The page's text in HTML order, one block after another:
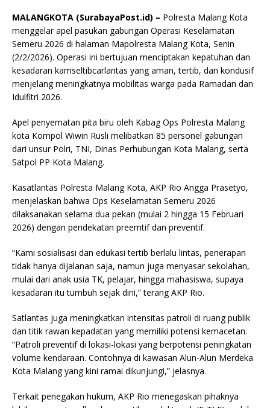
MALANGKOTA (SurabayaPost.id) – Polresta Malang Kota
menggelar apel pasukan gabungan Operasi Keselamatan
Semeru 2026 di halaman Mapolresta Malang Kota, Senin
(2/2/2026). Operasi ini bertujuan menciptakan kepatuhan dan
kesadaran kamseltibcarlantas yang aman, tertib, dan kondusif
menjelang meningkatnya mobilitas warga pada Ramadan dan
Idulfitri 2026.
Apel penyematan pita biru oleh Kabag Ops Polresta Malang
kota Kompol Wiwin Rusli melibatkan 85 personel gabungan
dari unsur Polri, TNI, Dinas Perhubungan Kota Malang, serta
Satpol PP Kota Malang.
Kasatlantas Polresta Malang Kota, AKP Rio Angga Prasetyo,
menjelaskan bahwa Ops Keselamatan Semeru 2026
dilaksanakan selama dua pekan (mulai 2 hingga 15 Februari
2026) dengan pendekatan preemtif dan preventif.
“Kami sosialisasi dan edukasi tertib berlalu lintas, penerapan
tidak hanya dijalanan saja, namun juga menyasar sekolahan,
mulai dari anak usia TK, pelajar, hingga mahasiswa, supaya
kesadaran itu tumbuh sejak dini,” terang AKP Rio.
Satlantas juga meningkatkan intensitas patroli di ruang publik
dan titik rawan kepadatan yang memiliki potensi kemacetan.
“Patroli preventif di lokasi-lokasi yang berpotensi peningkatan
volume kendaraan. Contohnya di kawasan Alun-Alun Merdeka
Kota Malang yang kini ramai dikunjungi,” jelasnya.
Terkait penegakan hukum, AKP Rio menegaskan pihaknya